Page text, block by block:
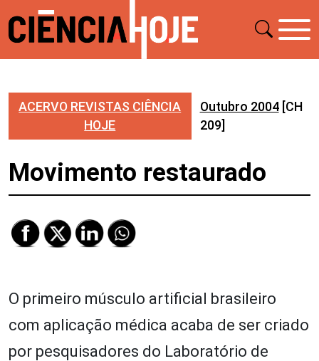
ACERVO REVISTAS CIÊNCIA
HOJE
Outubro 2004[CH
209]
Movimento restaurado
O primeiro músculo artificial brasileiro
com aplicação médica acaba de ser criado
por pesquisadores do Laboratório de